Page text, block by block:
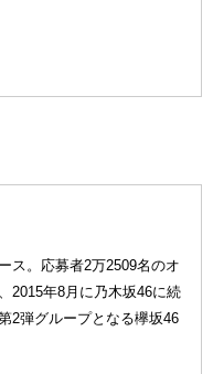
ス。応募者2万2509名のオ
2015年8月に乃木坂46に続
2弾グループとなる欅坂46